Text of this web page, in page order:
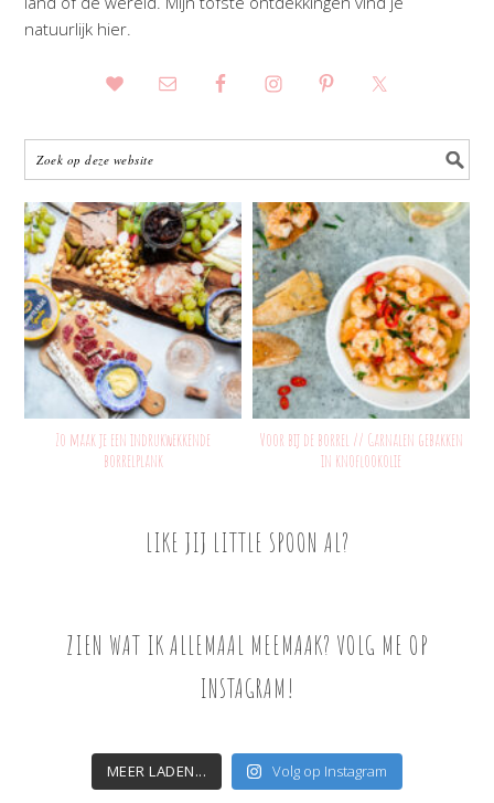
natuurlijk hier.
Zo maak je een indrukwekkende
borrelplank
Voor bij de borrel // Garnalen gebakken
in knoflookolie
LIKE JIJ LITTLE SPOON AL?
ZIEN WAT IK ALLEMAAL MEEMAAK? VOLG ME OP
INSTAGRAM!
MEER LADEN... Volg op Instagram